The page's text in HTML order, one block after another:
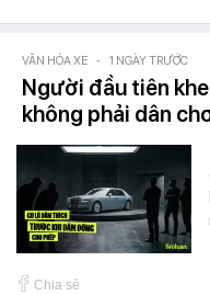
VĂN HÓA XE - 1 NGÀY TRƯỚC
Người đầu tiên
không phải dân
Chia sẻ